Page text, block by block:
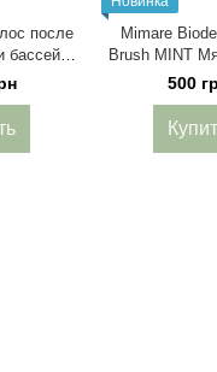
после
бассейна
Mimare
Mimare
Brush MINT
500